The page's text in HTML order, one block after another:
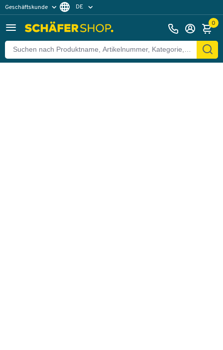
Geschäftskunde DE
0
Zurück